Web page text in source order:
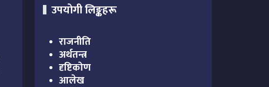
उपयोगी लिङ्कहरू
राजनीति
अर्थतन्त्र
दृष्टिकोण
आलेख